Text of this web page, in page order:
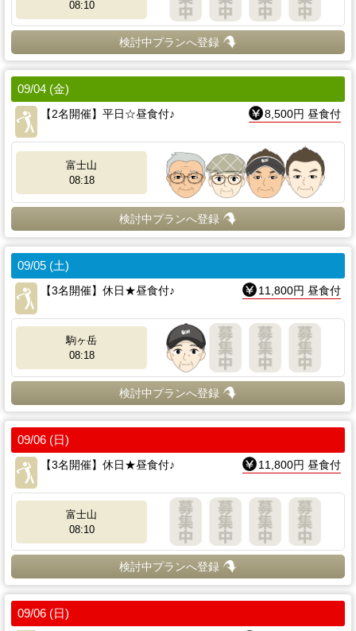
08:10
検討中プランへ登録
09/04 (金)
【2名開催】平日☆昼食付♪
8,500円 昼食付
富士山
08:18
検討中プランへ登録
09/05 (土)
【3名開催】休日★昼食付♪
11,800円 昼食付
駒ヶ岳
08:18
検討中プランへ登録
09/06 (日)
【3名開催】休日★昼食付♪
11,800円 昼食付
富士山
08:10
検討中プランへ登録
09/06 (日)